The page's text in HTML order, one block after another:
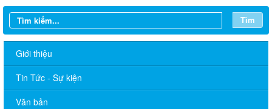
Tìm
Giới thiệu
Tin Tức - Sự kiện
Văn bản